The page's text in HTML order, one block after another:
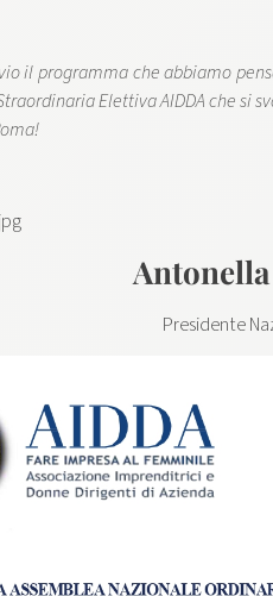
il programma che abbiamo
Elettiva AIDDA che si
Presidente